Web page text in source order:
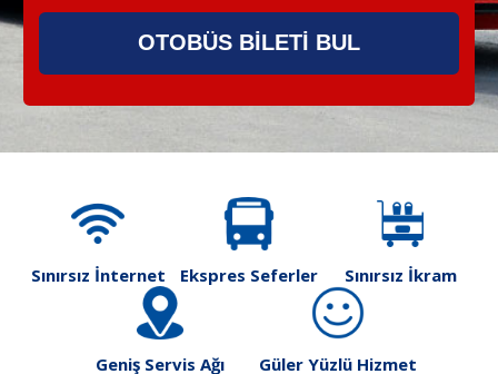
OTOBÜS BİLETİ BUL
Sınırsız İnternet Ekspres Seferler Sınırsız İkram
Geniş Servis Ağı Güler Yüzlü Hizmet